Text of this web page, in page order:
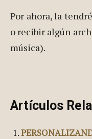
Por ahora, la
o recibir algún
música).
Artículos